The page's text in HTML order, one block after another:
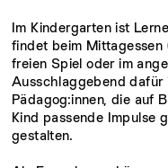
Im Kindergarten ist
findet beim Mittagessen
freien Spiel oder im
Ausschlaggebend dafür
Pädagog:innen, die auf
Kind passende Impulse
gestalten.